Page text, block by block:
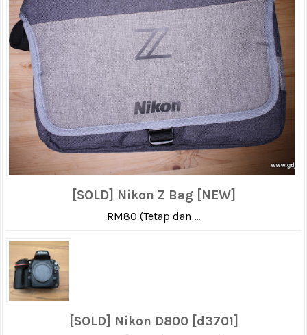
[SOLD] Nikon Z Bag [NEW]
RM80 (Tetap dan ...
[SOLD] Nikon D800 [d3701]